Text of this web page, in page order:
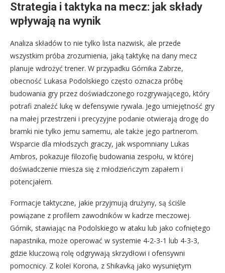
Strategia i taktyka na mecz: jak składy
wpływają na wynik
Analiza składów to nie tylko lista nazwisk, ale przede
wszystkim próba zrozumienia, jaką taktykę na dany mecz
planuje wdrożyć trener. W przypadku Górnika Zabrze,
obecność Lukasa Podolskiego często oznacza próbę
budowania gry przez doświadczonego rozgrywającego, który
potrafi znaleźć lukę w defensywie rywala. Jego umiejętność gry
na małej przestrzeni i precyzyjne podanie otwierają drogę do
bramki nie tylko jemu samemu, ale także jego partnerom.
Wsparcie dla młodszych graczy, jak wspomniany Lukas
Ambros, pokazuje filozofię budowania zespołu, w której
doświadczenie miesza się z młodzieńczym zapałem i
potencjałem.
Formacje taktyczne, jakie przyjmują drużyny, są ściśle
powiązane z profilem zawodników w kadrze meczowej.
Górnik, stawiając na Podolskiego w ataku lub jako cofniętego
napastnika, może operować w systemie 4-2-3-1 lub 4-3-3,
gdzie kluczową rolę odgrywają skrzydłowi i ofensywni
pomocnicy. Z kolei Korona, z Shikavką jako wysuniętym